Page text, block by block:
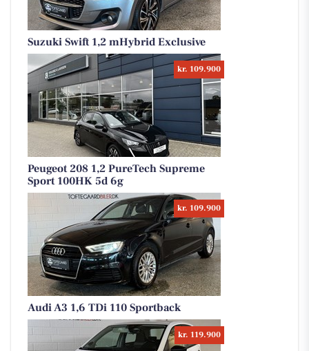
Suzuki Swift 1,2 mHybrid Exclusive
kr. 109.900
Peugeot 208 1,2 PureTech Supreme
Sport 100HK 5d 6g
kr. 109.900
Audi A3 1,6 TDi 110 Sportback
kr. 119.900